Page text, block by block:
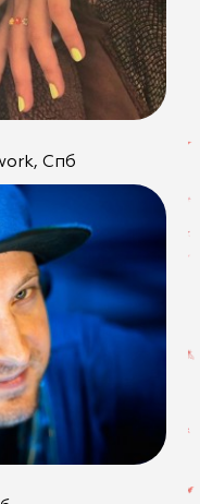
Спб